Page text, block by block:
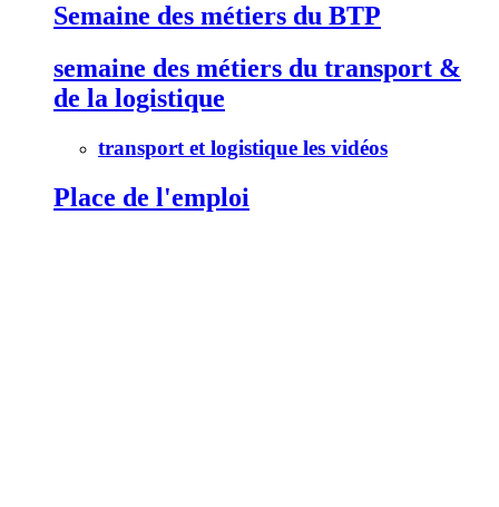
Semaine des métiers du BTP
semaine des métiers du transport &
de la logistique
transport et logistique les vidéos
Place de l'emploi